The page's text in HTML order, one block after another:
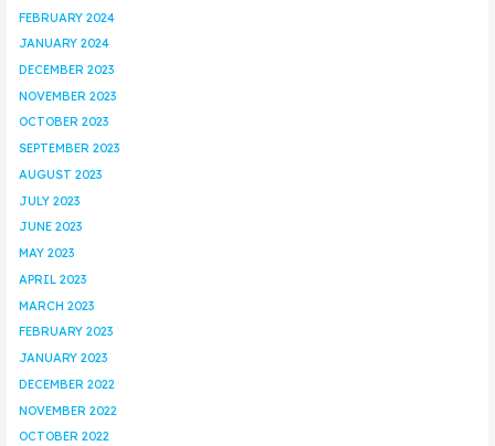
FEBRUARY 2024
JANUARY 2024
DECEMBER 2023
NOVEMBER 2023
OCTOBER 2023
SEPTEMBER 2023
AUGUST 2023
JULY 2023
JUNE 2023
MAY 2023
APRIL 2023
MARCH 2023
FEBRUARY 2023
JANUARY 2023
DECEMBER 2022
NOVEMBER 2022
OCTOBER 2022